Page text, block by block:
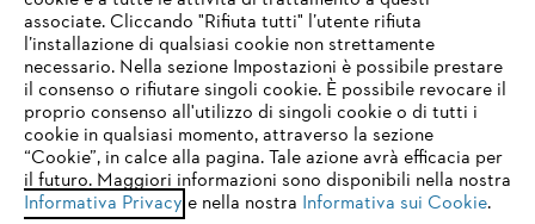
Termini e condizioni generali Privacy policy
Note legali Cookies Informazioni legali
Andreas STIHL S.p.A. - Viale delle Industrie, 15
Sie nutzen einen Browser, den wir noch nicht unterstützen. Für
eine optimale Nutzung unserer Seite empfehlen wir Ihnen, zu
einem der folgenden Browser zu wechseln:
firefox chrome
associate. Cliccando "Rifiuta tutti" l’utente rifiuta
l’installazione di qualsiasi cookie non strettamente
necessario. Nella sezione Impostazioni è possibile prestare
il consenso o rifiutare singoli cookie. È possibile revocare il
proprio consenso all'utilizzo di singoli cookie o di tutti i
cookie in qualsiasi momento, attraverso la sezione
“Cookie”, in calce alla pagina. Tale azione avrà efficacia per
il futuro. Maggiori informazioni sono disponibili nella nostra
Informativa Privacy e nella nostra Informativa sui Cookie.